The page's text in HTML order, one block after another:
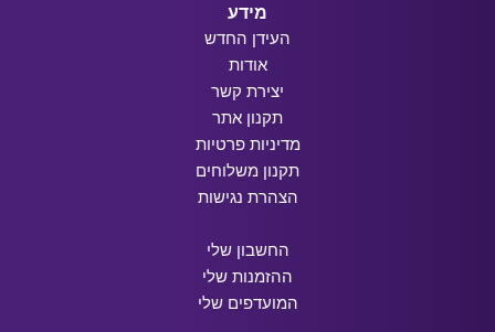
מידע
העידן החדש
אודות
יצירת קשר
תקנון אתר
מדיניות פרטיות
תקנון משלוחים
הצהרת נגישות
החשבון שלי
ההזמנות שלי
המועדפים שלי